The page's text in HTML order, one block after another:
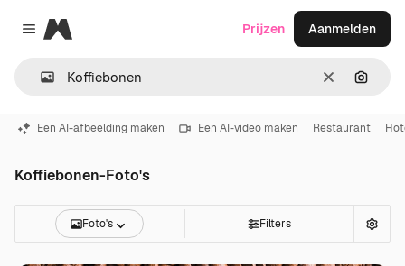
Close menu
Magnific
Wissen
Prijzen Aanmelden
Een AI-afbeelding maken Een AI-video maken Restaurant
Koffiebonen-Foto's
Foto's Filters